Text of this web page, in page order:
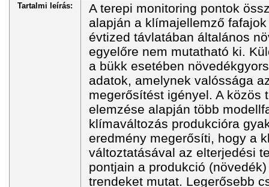
Tartalmi leírás:
A terepi monitoring pontok
alapján a klímajellemző
évtized távlatában általános
egyelőre nem mutatható ki.
a bükk esetében
adatok, amelynek valóssága
megerősítést igényel. A közös
elemzése alapján több
klímaváltozás produkcióra
eredmény megerősíti, hogy a
változtatásával az elterjedési
pontjain a produkció
trendeket mutat. Legerősebb